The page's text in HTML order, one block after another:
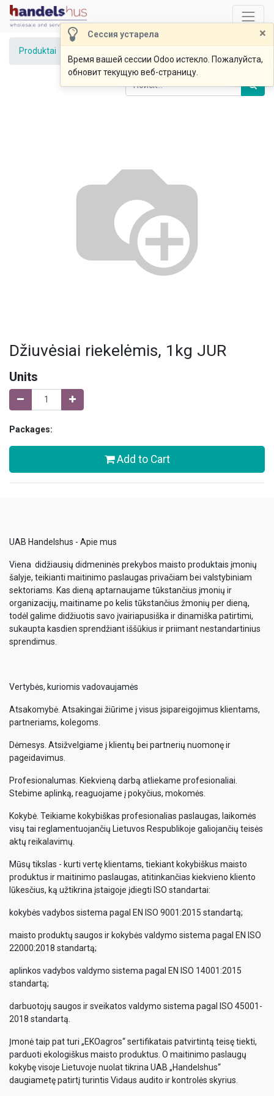
Сессия устарела ×
Время вашей сессии Odoo истекло. Пожалуйста,
обновит текущую веб-страницу.
Produktai
Džiuvėsiai riekelėmis, 1kg JUR
Units
Packages:
Add to Cart
UAB Handelshus - Apie mus
Viena didžiausių didmeninės prekybos maisto produktais įmonių
šalyje, teikianti maitinimo paslaugas privačiam bei valstybiniam
sektoriams. Kas dieną aptarnaujame tūkstančius įmonių ir
organizacijų, maitiname po kelis tūkstančius žmonių per dieną,
todėl galime didžiuotis savo įvairiapusiška ir dinamiška patirtimi,
sukaupta kasdien sprendžiant iššūkius ir priimant nestandartinius
sprendimus.
Vertybės, kuriomis vadovaujamės
Atsakomybė. Atsakingai žiūrime į visus įsipareigojimus klientams,
partneriams, kolegoms.
Dėmesys. Atsižvelgiame į klientų bei partnerių nuomonę ir
pageidavimus.
Profesionalumas. Kiekvieną darbą atliekame profesionaliai.
Stebime aplinką, reaguojame į pokyčius, mokomės.
Kokybė. Teikiame kokybiškas profesionalias paslaugas, laikomės
visų tai reglamentuojančių Lietuvos Respublikoje galiojančių teisės
aktų reikalavimų.
Mūsų tikslas - kurti vertę klientams, tiekiant kokybiškus maisto
produktus ir maitinimo paslaugas, atitinkančias kiekvieno kliento
lūkesčius, ką užtikrina įstaigoje įdiegti ISO standartai:
kokybės vadybos sistema pagal EN ISO 9001:2015 standartą;
maisto produktų saugos ir kokybės valdymo sistema pagal EN ISO
22000:2018 standartą;
aplinkos vadybos valdymo sistema pagal EN ISO 14001:2015
standartą;
darbuotojų saugos ir sveikatos valdymo sistema pagal ISO 45001-
2018 standartą.
Įmonė taip pat turi „EKOagros“ sertifikatais patvirtintą teisę tiekti,
parduoti ekologiškus maisto produktus. O maitinimo paslaugų
kokybę visoje Lietuvoje nuolat tikrina UAB „Handelshus“
daugiametę patirtį turintis Vidaus audito ir kontrolės skyrius.